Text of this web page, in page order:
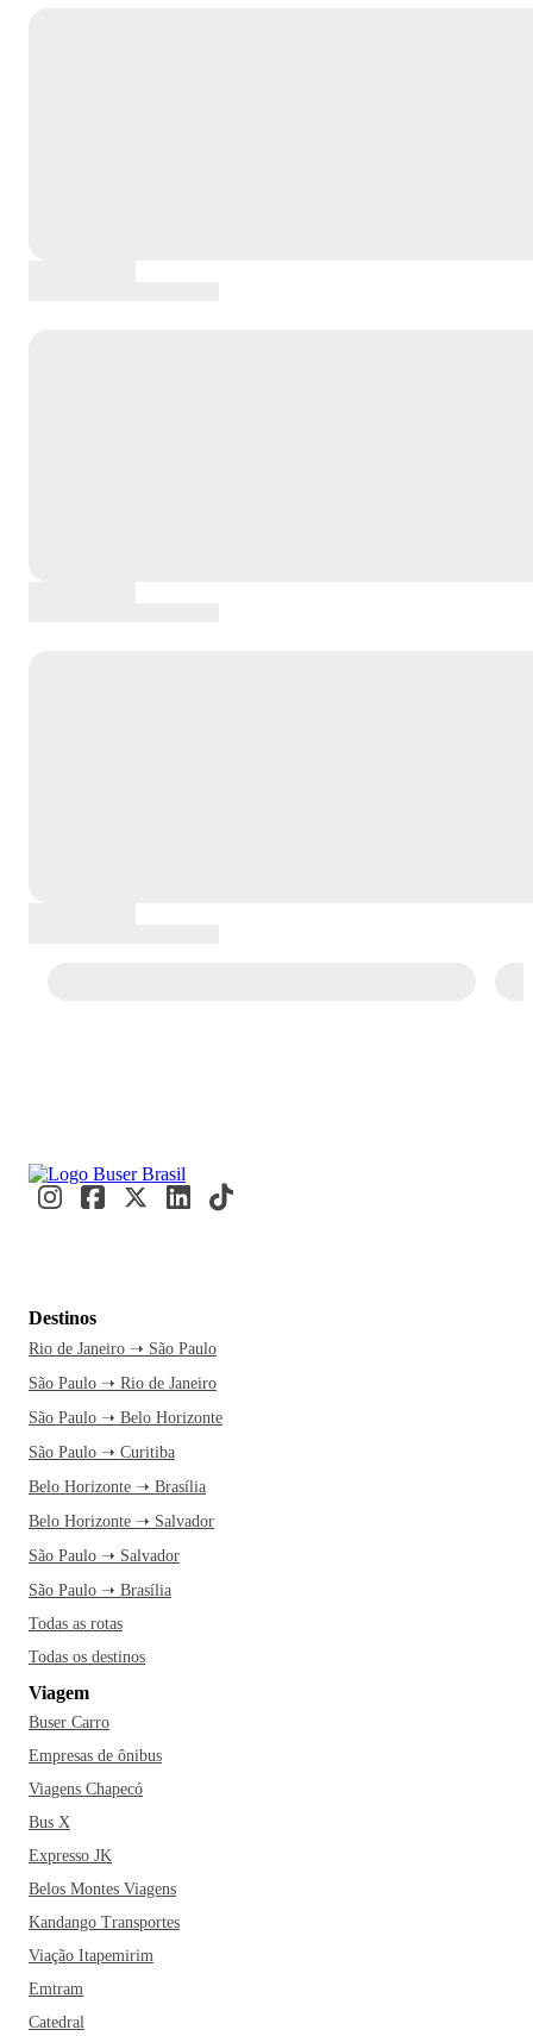
Destinos
Rio de Janeiro ➝ São Paulo
São Paulo ➝ Rio de Janeiro
São Paulo ➝ Belo Horizonte
São Paulo ➝ Curitiba
Belo Horizonte ➝ Brasília
Belo Horizonte ➝ Salvador
São Paulo ➝ Salvador
São Paulo ➝ Brasília
Todas as rotas
Todas os destinos
Viagem
Buser Carro
Empresas de ônibus
Viagens Chapecó
Bus X
Expresso JK
Belos Montes Viagens
Kandango Transportes
Viação Itapemirim
Emtram
Catedral